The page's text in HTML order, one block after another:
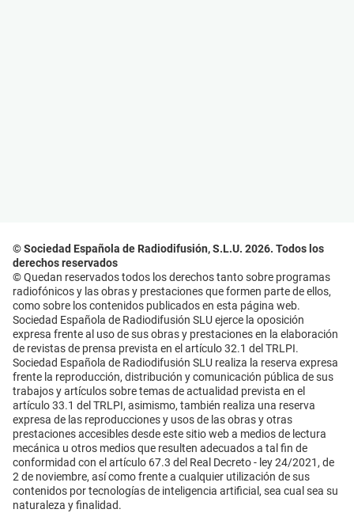
© Sociedad Española de Radiodifusión, S.L.U. 2026. Todos los
derechos reservados
© Quedan reservados todos los derechos tanto sobre programas
radiofónicos y las obras y prestaciones que formen parte de ellos,
como sobre los contenidos publicados en esta página web.
Sociedad Española de Radiodifusión SLU ejerce la oposición
expresa frente al uso de sus obras y prestaciones en la elaboración
de revistas de prensa prevista en el artículo 32.1 del TRLPI.
Sociedad Española de Radiodifusión SLU realiza la reserva expresa
frente la reproducción, distribución y comunicación pública de sus
trabajos y artículos sobre temas de actualidad prevista en el
artículo 33.1 del TRLPI, asimismo, también realiza una reserva
expresa de las reproducciones y usos de las obras y otras
prestaciones accesibles desde este sitio web a medios de lectura
mecánica u otros medios que resulten adecuados a tal fin de
conformidad con el artículo 67.3 del Real Decreto - ley 24/2021, de
2 de noviembre, así como frente a cualquier utilización de sus
contenidos por tecnologías de inteligencia artificial, sea cual sea su
naturaleza y finalidad.